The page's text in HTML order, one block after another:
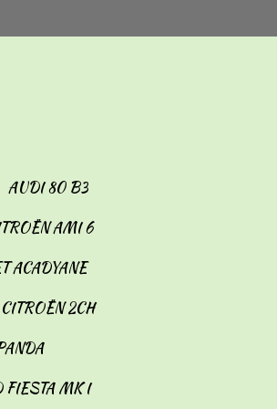
AUDI 80 B3
AMI 6
ACADYANE
CITROËN 2CH
FIESTA MK I